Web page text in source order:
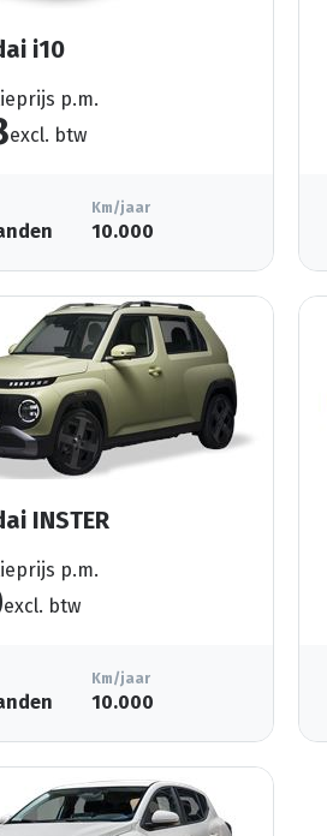
i10
p.m.
excl. btw
Km/jaar
10.000
INSTER
p.m.
excl. btw
Km/jaar
10.000